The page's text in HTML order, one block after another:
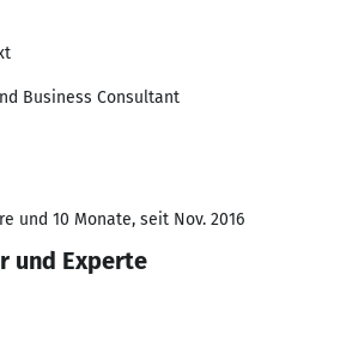
Business Consultant
und 10 Monate, seit Nov. 2016
und Experte